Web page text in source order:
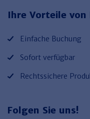
Ihre Vorteile
Einfache Buchung
Sofort verfügbar
Rechtssichere
Folgen Sie uns!